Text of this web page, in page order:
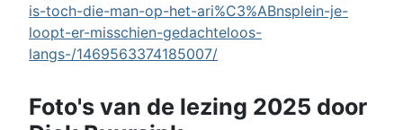
is-toch-die-man-op-het-ari%C3%ABnsplein-je-
loopt-er-misschien-gedachteloos-
langs-/1469563374185007/
Foto's van de lezing 2025 door